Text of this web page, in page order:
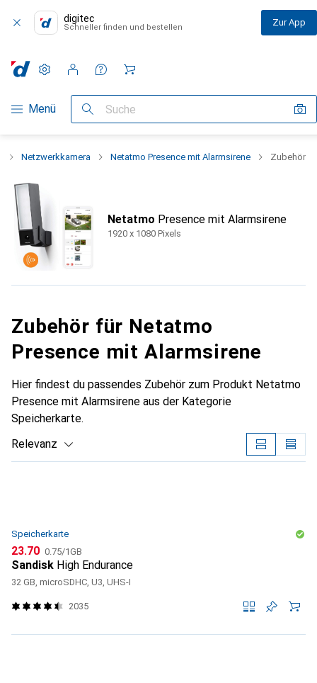
digitec
Schneller finden und bestellen Zur App
Navigation nach Kategorien
Menü Suche
Einstellungen
Kundenkonto
Vergleichslisten
Merklisten
Warenkorb
Netzwerkkamera Netatmo Presence mit Alarmsirene Zubehör
Netatmo Presence mit Alarmsirene
1920 x 1080 Pixels
Zubehör für Netatmo
Presence mit Alarmsirene
Hier findest du passendes Zubehör zum Produkt Netatmo
Presence mit Alarmsirene aus der Kategorie
Speicherkarte.
Relevanz
Speicherkarte
CHF
23.70 CHF
0.75/1GB
Sandisk High Endurance
32 GB, microSDHC, U3, UHS-I
2035